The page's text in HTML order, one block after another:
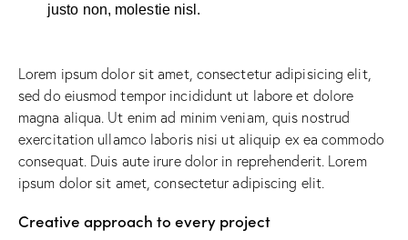
justo non, molestie nisl.
Lorem ipsum dolor sit amet, consectetur adipisicing elit,
sed do eiusmod tempor incididunt ut labore et dolore
magna aliqua. Ut enim ad minim veniam, quis nostrud
exercitation ullamco laboris nisi ut aliquip ex ea commodo
consequat. Duis aute irure dolor in reprehenderit. Lorem
ipsum dolor sit amet, consectetur adipiscing elit.
Creative approach to every project